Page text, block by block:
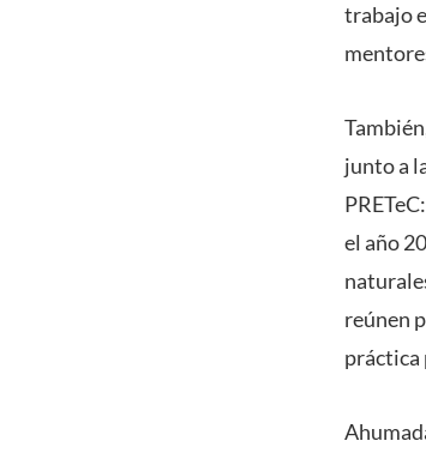
trabajo
junto a
el año
reúnen
práctica